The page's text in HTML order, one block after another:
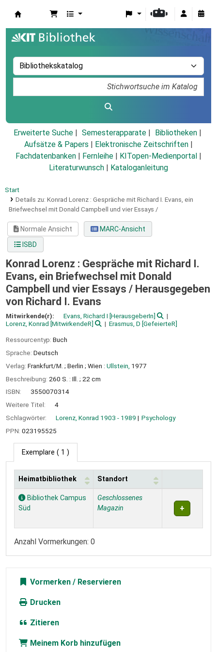
Erweiterte Suche Semesterapparate
Bibliotheken
Aufsätze & Papers
Elektronische Zeitschriften
Fachdatenbanken
Fernleihe KITopen-Medienportal
Literaturwunsch
Kataloganleitung
Start
Details zu: Konrad Lorenz : Gespräche mit Richard I. Evans, ein
Briefwechsel mit Donald Campbell und vier Essays /
Normale Ansicht
MARC-Ansicht
ISBD
Konrad Lorenz : Gespräche mit Richard I.
Evans, ein Briefwechsel mit Donald
Campbell und vier Essays / Herausgegeben
von Richard I. Evans
Mitwirkende(r): Evans, Richard I [HerausgeberIn]
Lorenz, Konrad [MitwirkendeR] Erasmus, D [GefeierteR]
Ressourcentyp: Buch
Sprache: Deutsch
Verlag: Frankfurt/M. ; Berlin ; Wien : Ullstein, 1977
Beschreibung: 260 S. : Ill. ; 22 cm
ISBN:
3550070314
Weitere Titel:
4
Schlagwörter:
Lorenz, Konrad 1903 - 1989
Psychology
PPN: 023195525
Exemplare ( 1 )
Exemplare
Heimatbibliothek Standort
Bibliothek Campus
Süd
Geschlossenes
Magazin
Anzahl Vormerkungen: 0
Vormerken
Drucken
Zitieren
Meinem Korb hinzufügen